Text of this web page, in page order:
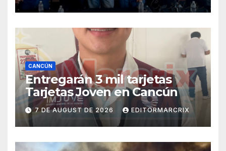
CANCÚN
Entregarán 3 mil tarjetas
Tarjetas Joven en Cancún
7 DE AUGUST DE 2026 EDITORMARCRIX